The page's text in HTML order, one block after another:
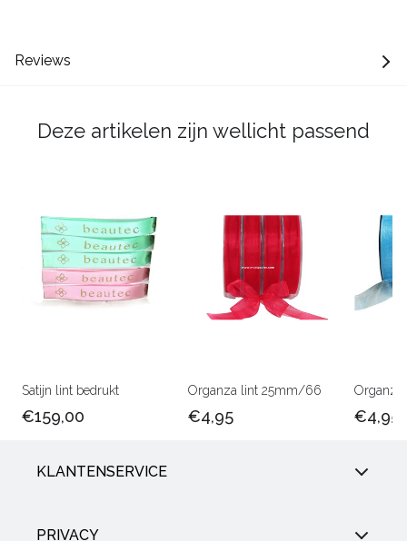
Reviews
Deze artikelen zijn wellicht passend
Satijn lint bedrukt
€159,00
Organza lint 25mm/66
€4,95 €4,95
KLANTENSERVICE
PRIVACY